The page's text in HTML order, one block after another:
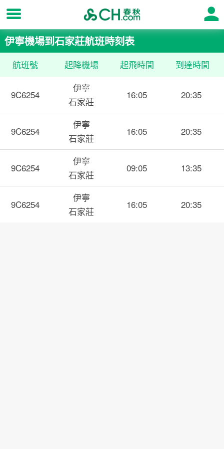
伊寧機場到石家莊航班時刻表
航班號 起降機場 起飛時間 到達時間
9C6254
伊寧
石家莊
16:05 20:35
9C6254
伊寧
石家莊
16:05 20:35
9C6254
伊寧
石家莊
09:05 13:35
9C6254
伊寧
石家莊
16:05 20:35